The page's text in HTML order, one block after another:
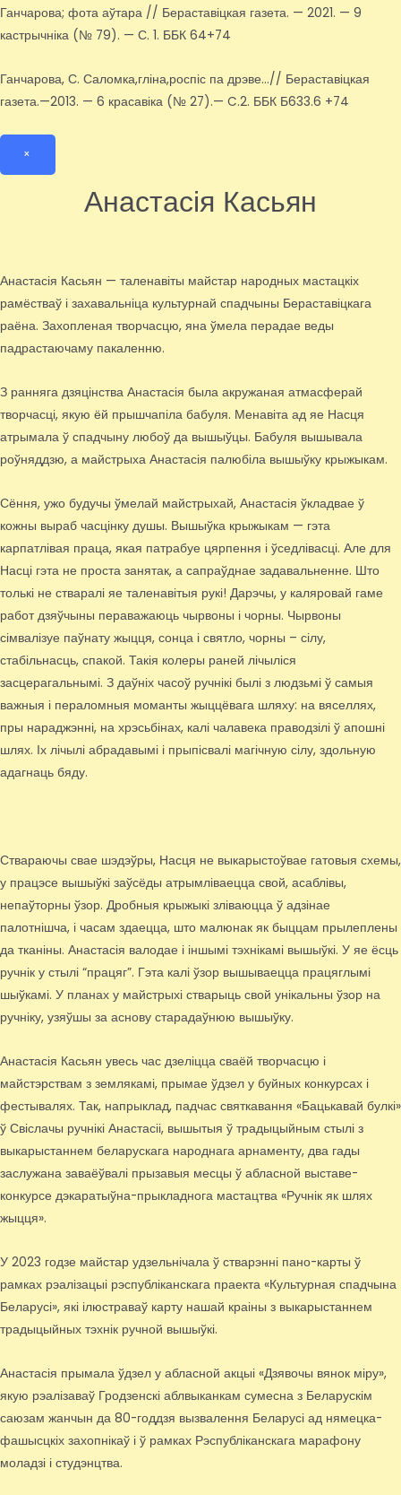
Ганчарова; фота аўтара // Бераставіцкая газета. — 2021. — 9
кастрычніка (№ 79). — С. 1. ББК 64+74
Ганчарова, С. Саломка,гліна,роспіс па дрэве…// Бераставіцкая
газета.—2013. — 6 красавіка (№ 27).— C.2. ББК Б633.6 +74
×
Анастасія Касьян
Анастасія Касьян — таленавіты майстар народных мастацкіх
рамёстваў і захавальніца культурнай спадчыны Бераставіцкага
раёна. Захопленая творчасцю, яна ўмела перадае веды
падрастаючаму пакаленню.
З ранняга дзяцінства Анастасія была акружаная атмасферай
творчасці, якую ёй прышчапіла бабуля. Менавіта ад яе Насця
атрымала ў спадчыну любоў да вышыўцы. Бабуля вышывала
роўняддзю, а майстрыха Анастасія палюбіла вышыўку крыжыкам.
Сёння, ужо будучы ўмелай майстрыхай, Анастасія ўкладвае ў
кожны выраб часцінку душы. Вышыўка крыжыкам — гэта
карпатлівая праца, якая патрабуе цярпення і ўседлівасці. Але для
Насці гэта не проста занятак, а сапраўднае задавальненне. Што
толькі не стваралі яе таленавітыя рукі! Дарэчы, у каляровай гаме
работ дзяўчыны пераважаюць чырвоны і чорны. Чырвоны
сімвалізуе паўнату жыцця, сонца і святло, чорны – сілу,
стабільнасць, спакой. Такія колеры раней лічыліся
засцерагальнымі. З даўніх часоў ручнікі былі з людзьмі ў самыя
важныя і пераломныя моманты жыццёвага шляху: на вяселлях,
пры нараджэнні, на хрэсьбінах, калі чалавека праводзілі ў апошні
шлях. Іх лічылі абрадавымі і прыпісвалі магічную сілу, здольную
адагнаць бяду.
Ствараючы свае шэдэўры, Насця не выкарыстоўвае гатовыя схемы,
у працэсе вышыўкі заўсёды атрымліваецца свой, асаблівы,
непаўторны ўзор. Дробныя крыжыкі зліваюцца ў адзінае
палотнішча, і часам здаецца, што малюнак як быццам прылеплены
да тканіны. Анастасія валодае і іншымі тэхнікамі вышыўкі. У яе ёсць
ручнік у стылі “працяг”. Гэта калі ўзор вышываецца працяглымі
шыўкамі. У планах у майстрыхі стварыць свой унікальны ўзор на
ручніку, узяўшы за аснову старадаўнюю вышыўку.
Анастасія Касьян увесь час дзеліцца сваёй творчасцю і
майстэрствам з землякамі, прымае ўдзел у буйных конкурсах і
фестывалях. Так, напрыклад, падчас святкавання «Бацькавай булкі»
ў Свіслачы ручнікі Анастасіі, вышытыя ў традыцыйным стылі з
выкарыстаннем беларускага народнага арнаменту, два гады
заслужана заваёўвалі прызавыя месцы ў абласной выставе-
конкурсе дэкаратыўна-прыкладнога мастацтва «Ручнік як шлях
жыцця».
У 2023 годзе майстар удзельнічала ў стварэнні пано-карты ў
рамках рэалізацыі рэспубліканскага праекта «Культурная спадчына
Беларусі», які ілюстраваў карту нашай краіны з выкарыстаннем
традыцыйных тэхнік ручной вышыўкі.
Анастасія прымала ўдзел у абласной акцыі «Дзявочы вянок міру»,
якую рэалізаваў Гродзенскі аблвыканкам сумесна з Беларускім
саюзам жанчын да 80-годдзя вызвалення Беларусі ад нямецка-
фашысцкіх захопнікаў і ў рамках Рэспубліканскага марафону
моладзі і студэнцтва.